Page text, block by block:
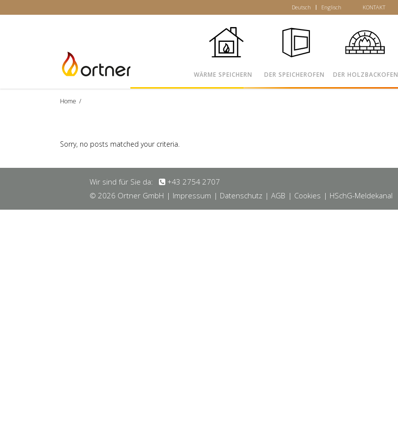
Deutsch Englisch KONTAKT
WÄRME SPEICHERN DER SPEICHEROFEN DER HOLZBACKOFEN
Home /
Sorry, no posts matched your criteria.
Wir sind für Sie da:
+43 2754 2707
© 2026 Ortner GmbH | Impressum | Datenschutz | AGB | Cookies | HSchG-Meldekanal